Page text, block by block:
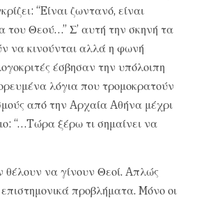
“Eίναι ζωντανό, είναι
του Θεού…” Σ’ αυτή την σκηνή τα
να κινούνται αλλά η φωνή
έσβησαν την υπόλοιπη
λόγια που τρομοκρατούν
από την Aρχαία Aθήνα μέχρι
“…Tώρα ξέρω τι σημαίνει να
θέλουν να γίνουν Θεοί. Aπλώς
προβλήματα. Mόνο οι